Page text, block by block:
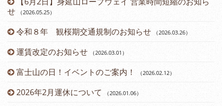
せ
（2026.05.25）
令和８年 観桜期交通規制のお知らせ （2026.03.26）
運賃改定のお知らせ （2026.03.01 ）
富士山の日！イベントのご案内！ （2026.02.12）
2026年2月運休について （2026.01.06）